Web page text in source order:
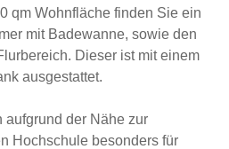
qm Wohnfläche finden Sie ein
mit Badewanne, sowie den
Dieser ist mit einem
ausgestattet.
aufgrund der Nähe zur
Hochschule besonders für